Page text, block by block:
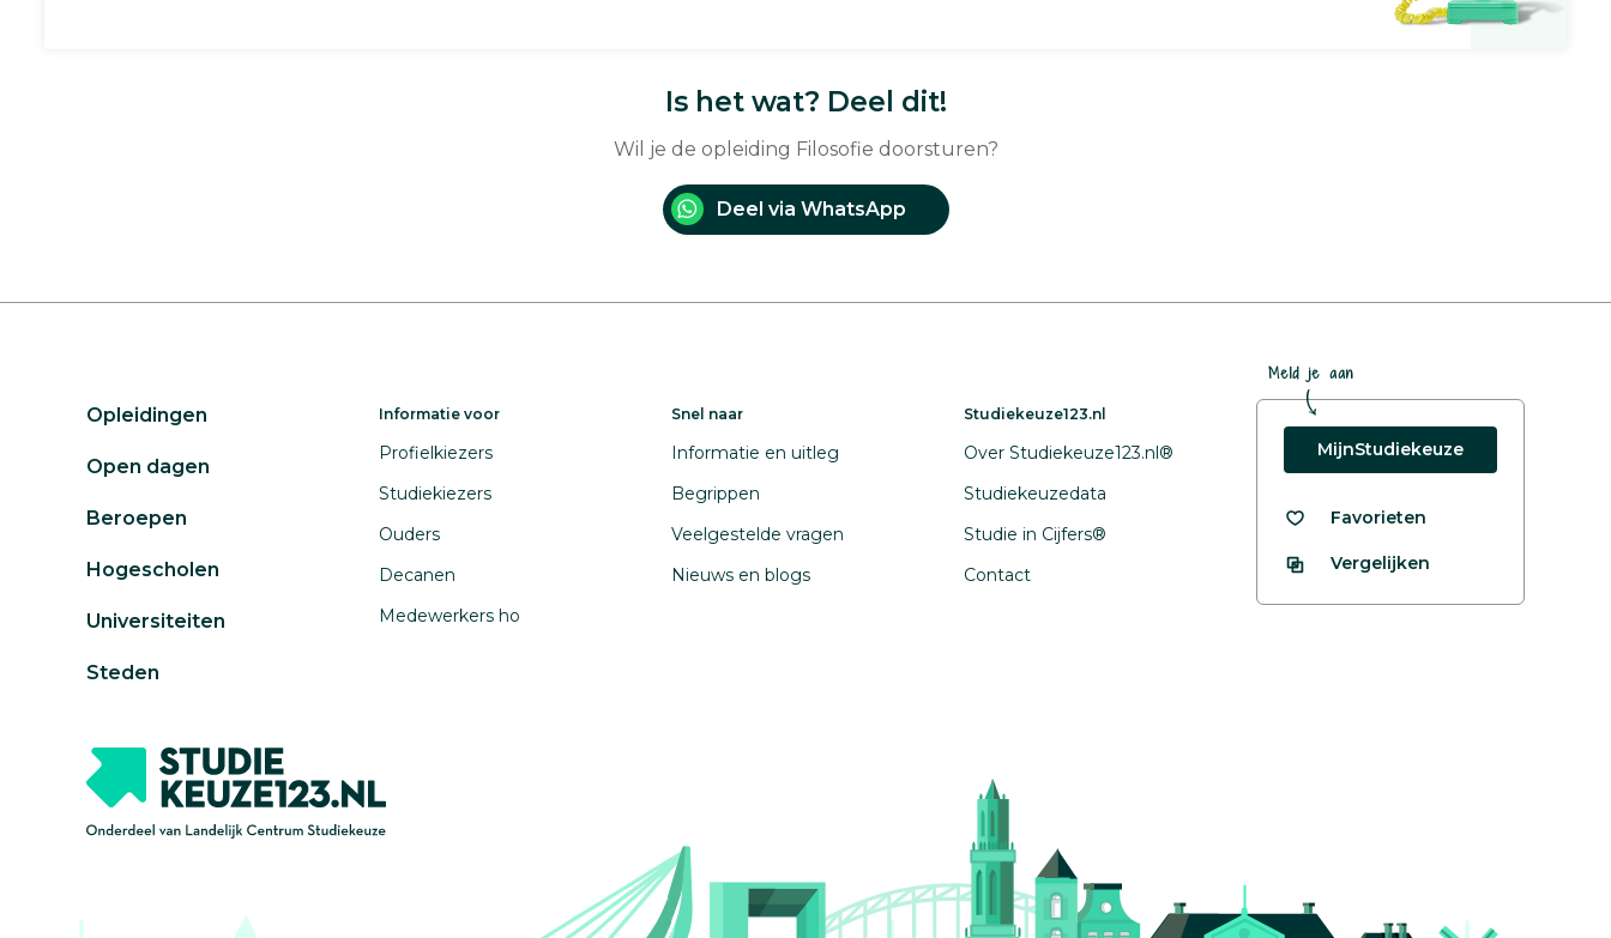
Is het wat? Deel dit!
Wil je de opleiding Filosofie doorsturen?
Deel via WhatsApp
Opleidingen
Open dagen
Beroepen
Hogescholen
Universiteiten
Steden
Informatie voor
Profielkiezers
Studiekiezers
Ouders
Decanen
Medewerkers ho
Snel naar
Informatie en uitleg
Begrippen
Veelgestelde vragen
Nieuws en blogs
Studiekeuze123.nl
Over Studiekeuze123.nl®
Studiekeuzedata
Studie in Cijfers®
Contact
Meld je aan
MijnStudiekeuze
Favorieten
Vergelijken